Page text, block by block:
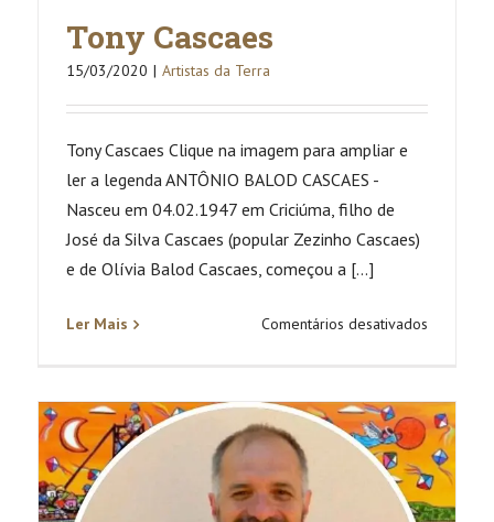
Tony Cascaes
15/03/2020 | Artistas da Terra
Tony Cascaes Clique na imagem para ampliar e
ler a legenda ANTÔNIO BALOD CASCAES -
Nasceu em 04.02.1947 em Criciúma, filho de
José da Silva Cascaes (popular Zezinho Cascaes)
e de Olívia Balod Cascaes, começou a [...]
Ler Mais Comentários desativados